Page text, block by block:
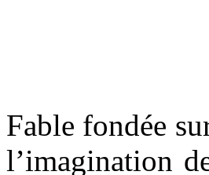
Fable fondée
l’imagination